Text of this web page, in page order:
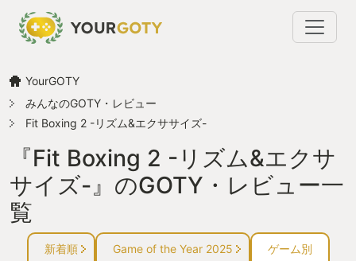
YourGOTY
みんなのGOTY・レビュー
Fit Boxing 2 -リズム&エクササイズ-
『Fit Boxing 2 -リズム&エクサ
サイズ-』のGOTY・レビュー一
覧
新着順 Game of the Year 2025 ゲーム別